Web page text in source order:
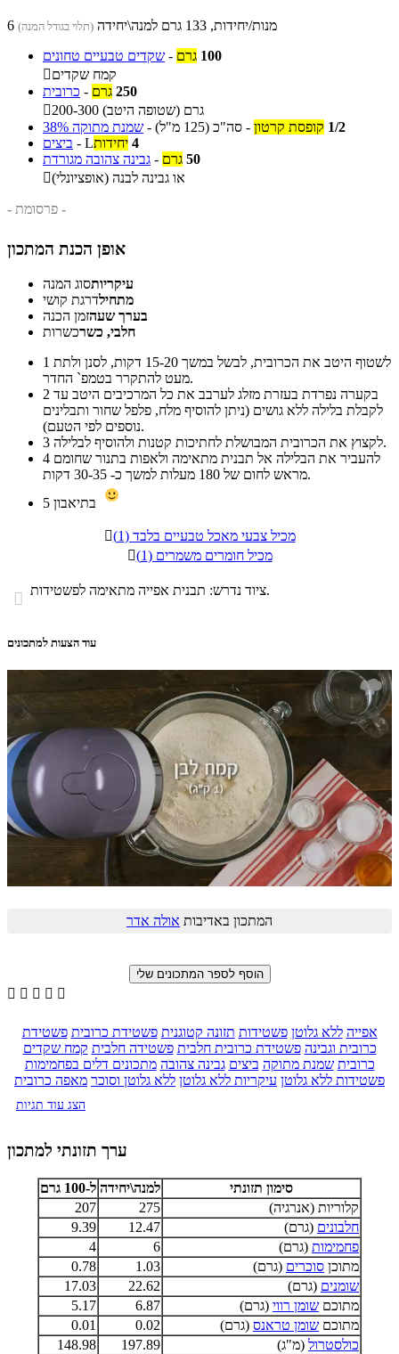
6 מנות/יחידות, 133 גרם למנה\יחידה (תלוי בגודל המנה)
שקדים טבעיים טחונים - 100 גרם
קמח שקדים
כרובית - 250 גרם

200-300 גרם (שטופה היטב)
שמנת מתוקה 38% - 1/2 קופסת קרטון - סה"כ (125 מ"ל)
ביצים - 4 יחידותL
גבינה צהובה מגורדת - 50 גרם
או גבינה לבנה (אופציונלי)
- פרסומת -
אופן הכנת המתכון
עיקריותסוג המנה
מתחילדרגת קושי
בערך שעהזמן הכנה
חלבי, כשרכשרות
1
מעט להתקרר בטמפ` החדר.
2
לקבלת בלילה ללא גושים (ניתן להוסיף מלח, פלפל שחור ותבלינים
נוספים לפי הטעם).
3
לקצוץ את הכרובית המבושלת לחתיכות קטנות ולהוסיף לבלילה.
4
מראש לחום של 180 מעלות למשך כ- 30-35 דקות.
5

מכיל צבעי מאכל טבעיים בלבד (1)

מכיל חומרים משמרים (1)
 ציוד נדרש: תבנית אפייה מתאימה לפשטידות.
עוד הצעות למתכונים
המתכון באדיבות אולה אדר
    
אפייה ללא גלוטן פשטידות תזונה קטוגנית פשטידת כרובית פשטידת
כרובית וגבינה פשטידת כרובית חלבית פשטידה חלבית קמח שקדים
כרובית שמנת מתוקה ביצים גבינה צהובה מתכונים דלים בפחמימות
פשטידות ללא גלוטן עיקריות ללא גלוטן ללא גלוטן וסוכר מאפה כרובית
הצג עוד תגיות
ערך תזונתי למתכון
סימון תזונתי למנה\יחידה ל-100 גרם
קלוריות (אנרגיה)
275
207
חלבונים (גרם) 12.47
9.39
פחמימות (גרם) 6
4
מתוכן סוכרים (גרם) 1.03
0.78
שומנים (גרם) 22.62
17.03
מתוכם שומן רווי (גרם) 6.87
5.17
מתוכם שומן טראנס (גרם) 0.02
0.01
כולסטרול (מ"ג) 197.89
148.98